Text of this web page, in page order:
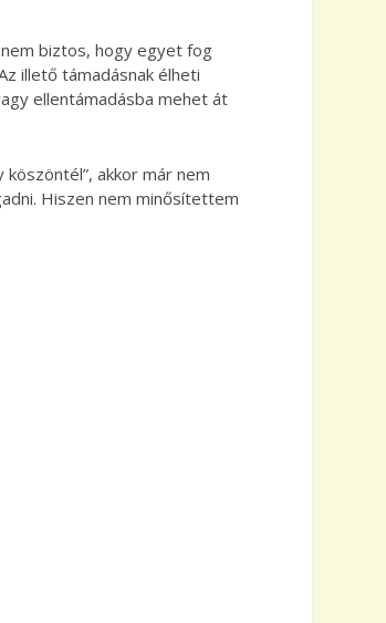
nem biztos, hogy egyet fog
illető támadásnak élheti
ellentámadásba mehet át
akkor már nem
Hiszen nem minősítettem